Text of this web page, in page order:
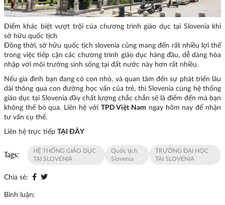
Điểm khác biệt vượt trội của chương trình giáo dục tại Slovenia khi
sở hữu quốc tịch
Đồng thời, sở hữu quốc tịch slovenia cũng mang đến rất nhiều lợi thế
trong việc tiếp cận các chương trình giáo dục hàng đầu, dễ dàng hòa
nhập với môi trường sinh sống tại đất nước này hơn rất nhiều.
Nếu gia đình bạn đang có con nhỏ, và quan tâm đến sự phát triển lâu
dài thông qua con đường học vấn của trẻ, thì Slovenia cùng hệ thống
giáo dục tại Slovenia đầy chất lượng chắc chắn sẽ là điểm đến mà bạn
không thể bỏ qua. Liên hệ với TPD Việt Nam ngay hôm nay để nhận
tư vấn cụ thể.
Liên hệ trực tiếp TẠI ĐÂY
Tags:
HỆ THỐNG GIÁO DỤC
TẠI SLOVENIA
Quốc tịch
Slovenia
TRƯỜNG ĐẠI HỌC
TẠI SLOVENIA
Chia sẻ:
Bình luận: